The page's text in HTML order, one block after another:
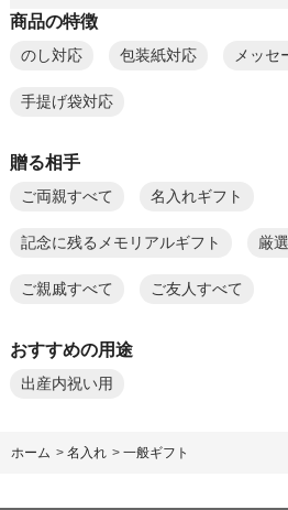
商品の特徴
のし対応 包装紙対応 メッセ
手提げ袋対応
贈る相手
ご両親すべて 名入れギフト
記念に残るメモリアルギフト 厳
ご親戚すべて ご友人すべて
おすすめの用途
出産内祝い用
ホーム > 名入れ > 一般ギフト